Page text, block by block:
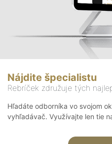
Nájdite špecialistu
Rebríček združuje tých
Hľadáte odborníka vo svojom
vyhľadávač. Využívajte len tie